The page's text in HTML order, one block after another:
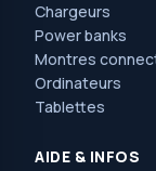
Chargeurs
Power banks
Montres
Ordinateurs
Tablettes
AIDE & INFOS